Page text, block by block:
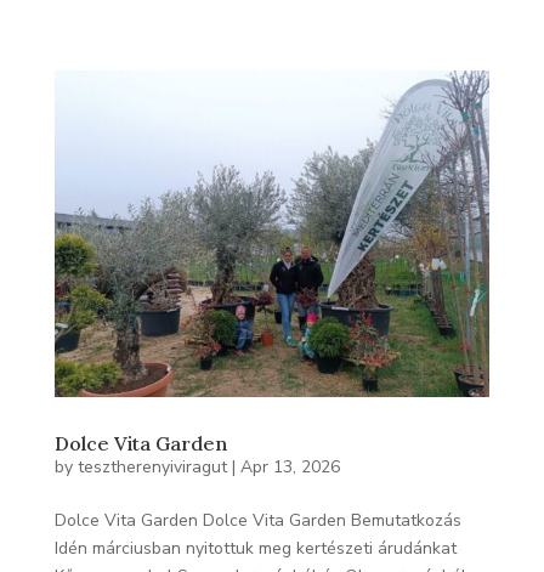
Dolce Vita Garden
by tesztherenyiviragut| Apr 13, 2026
Dolce Vita Garden Dolce Vita Garden Bemutatkozás
Idén márciusban nyitottuk meg kertészeti árudánkat